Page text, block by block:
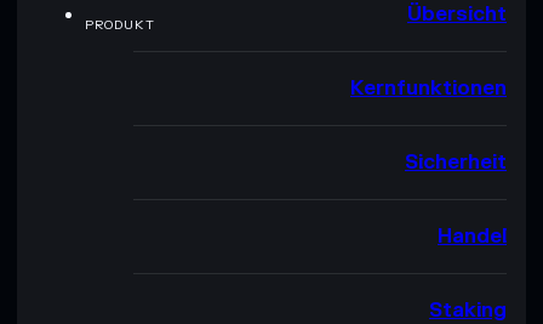
PRODUKT Übersicht
Kernfunktionen
Sicherheit
Handel
Staking